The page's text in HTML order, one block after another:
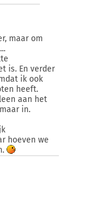
maar om
is. En verder
ik ook
heeft.
aan het
in.
hoeven we